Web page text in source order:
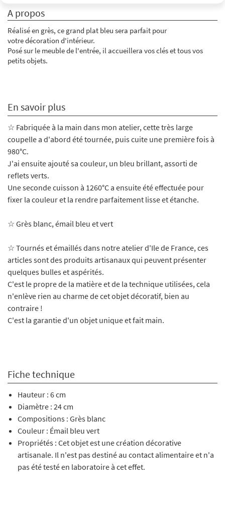
A propos
Réalisé en grès, ce grand plat bleu sera parfait pour
votre décoration d'intérieur.
Posé sur le meuble de l'entrée, il accueillera vos clés et tous vos
petits objets.
En savoir plus
☆ Fabriquée à la main dans mon atelier, cette très large
coupelle a d'abord été tournée, puis cuite une première fois à
980°C.
J'ai ensuite ajouté sa couleur, un bleu brillant, assorti de
reflets verts.
Une seconde cuisson à 1260°C a ensuite été effectuée pour
fixer la couleur et la rendre parfaitement lisse et étanche.
☆ Grès blanc, émail bleu et vert
☆ Tournés et émaillés dans notre atelier d'Ile de France, ces
articles sont des produits artisanaux qui peuvent présenter
quelques bulles et aspérités.
C'est le propre de la matière et de la technique utilisées, cela
n'enlève rien au charme de cet objet décoratif, bien au
contraire !
C'est la garantie d'un objet unique et fait main.
Fiche technique
Hauteur : 6 cm
Diamètre : 24 cm
Compositions : Grès blanc
Couleur : Émail bleu vert
Propriétés : Cet objet est une création décorative
artisanale. Il n'est pas destiné au contact alimentaire et n'a
pas été testé en laboratoire à cet effet.